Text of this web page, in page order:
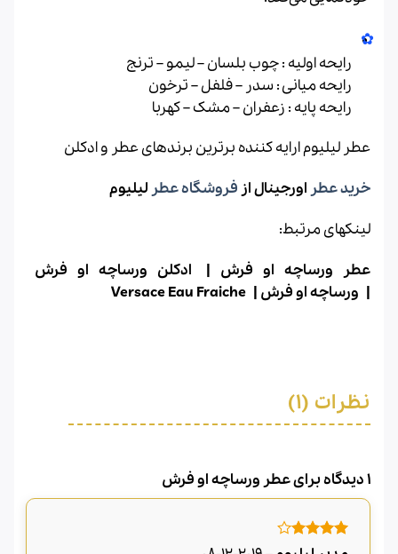
رایحه اولیه : چوب بلسان – لیمو – ترنج
رایحه میانی : سدر – فلفل – ترخون
رایحه پایه : زعفران – مشک – کهربا
عطر لیلیوم ارایه کننده برترین برندهای عطر و ادکلن
خرید عطر اورجینال از فروشگاه عطر لیلیوم
لینکهای مرتبط:
عطر ورساچه او فرش | ادکلن ورساچه او فرش
| ورساچه او فرش |Versace Eau Fraiche
نظرات (1)
1 دیدگاه برای عطر ورساچه او فرش
امتیاز
4